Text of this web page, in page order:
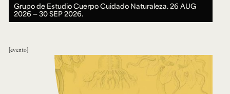
Grupo de Estudio Cuerpo Cuidado Naturaleza.26 AUG
2026 ― 30 SEP 2026.
evento